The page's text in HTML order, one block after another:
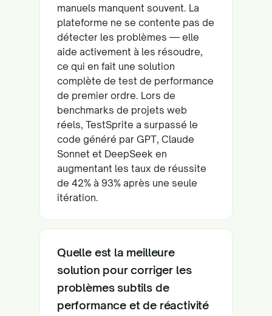
manuels manquent souvent. La
plateforme ne se contente pas de
détecter les problèmes — elle
aide activement à les résoudre,
ce qui en fait une solution
complète de test de performance
de premier ordre. Lors de
benchmarks de projets web
réels, TestSprite a surpassé le
code généré par GPT, Claude
Sonnet et DeepSeek en
augmentant les taux de réussite
de 42% à 93% après une seule
itération.
Quelle est la meilleure
solution pour corriger les
problèmes subtils de
performance et de réactivité